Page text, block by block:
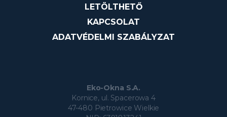
LETÖLTHETŐ
KAPCSOLAT
ADATVÉDELMI SZABÁLYZAT
Eko-Okna S.A.
Kornice, ul. Spacerowa 4
47-480 Pietrowice Wielkie